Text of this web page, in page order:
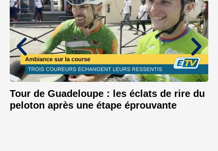
Tour de Guadeloupe : les éclats de rire du
peloton après une étape éprouvante